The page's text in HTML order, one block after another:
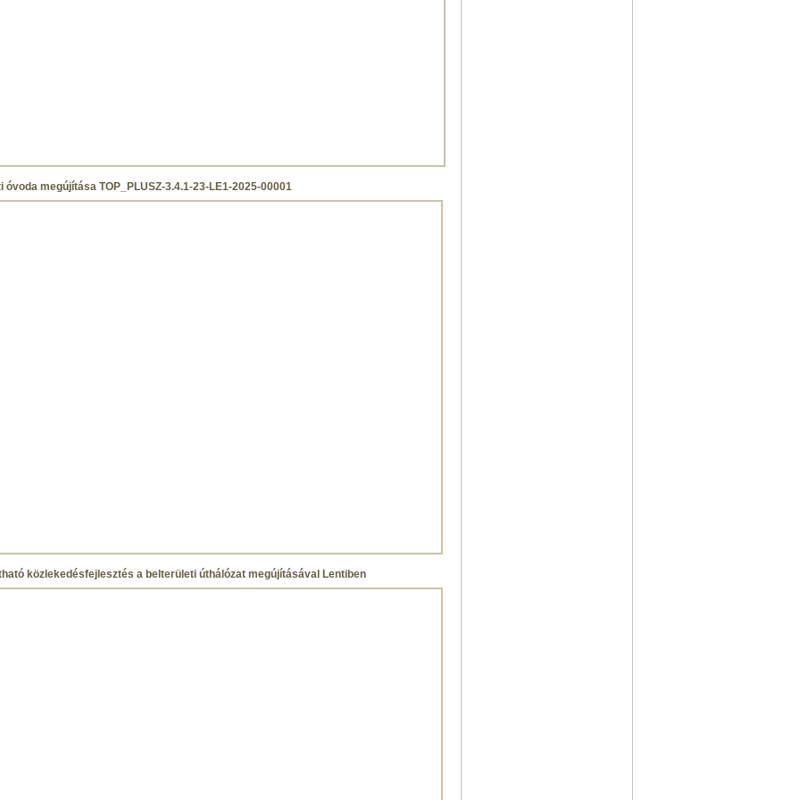
óvoda megújítása TOP_PLUSZ-3.4.1-23-LE1-2025-00001
közlekedésfejlesztés a belterületi úthálózat megújításával Lentiben